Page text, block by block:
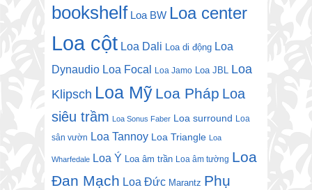
bookshelf Loa BW Loa center
Loa cột Loa Dali Loa di động Loa
Dynaudio Loa Focal Loa Jamo Loa JBL Loa
Klipsch Loa Mỹ Loa Pháp Loa
siêu trầm Loa Sonus Faber Loa surround Loa
sân vườn Loa Tannoy Loa Triangle Loa
Wharfedale Loa Ý Loa âm trần Loa âm tường Loa
Đan Mạch Loa Đức Marantz Phụ